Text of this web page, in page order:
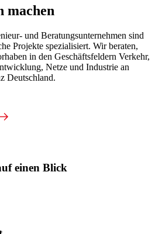
machen
und Beratungsunternehmen sind
Projekte spezialisiert. Wir beraten,
in den Geschäftsfeldern Verkehr,
Netze und Industrie an
Deutschland.
einen Blick